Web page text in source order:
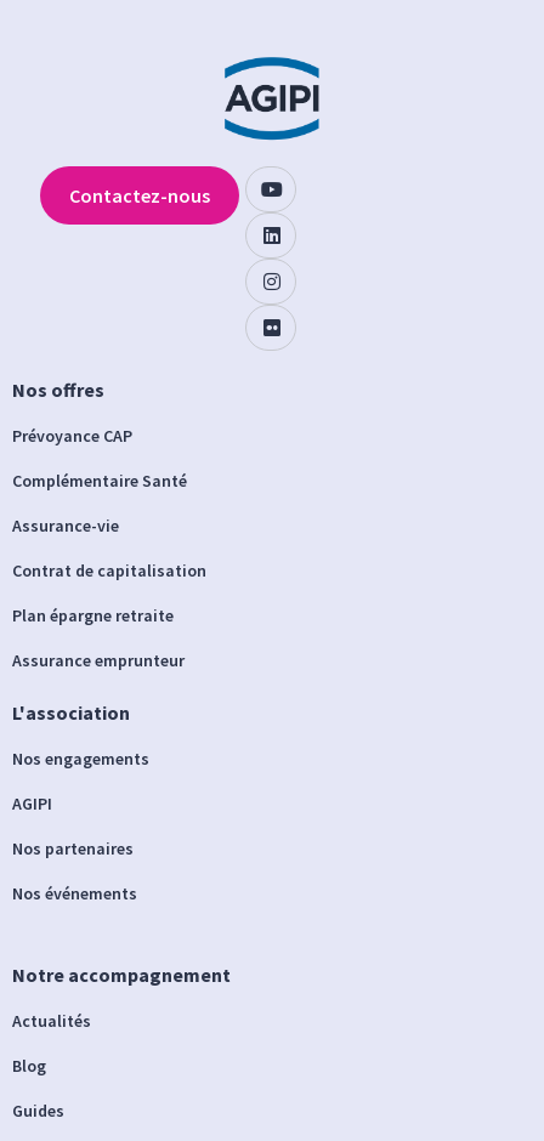
Nos offres
Prévoyance CAP
Complémentaire Santé
Assurance-vie
Contrat de capitalisation
Plan épargne retraite
Assurance emprunteur
L'association
Nos engagements
AGIPI
Nos partenaires
Nos événements
Notre accompagnement
Actualités
Blog
Guides
Contactez-nous